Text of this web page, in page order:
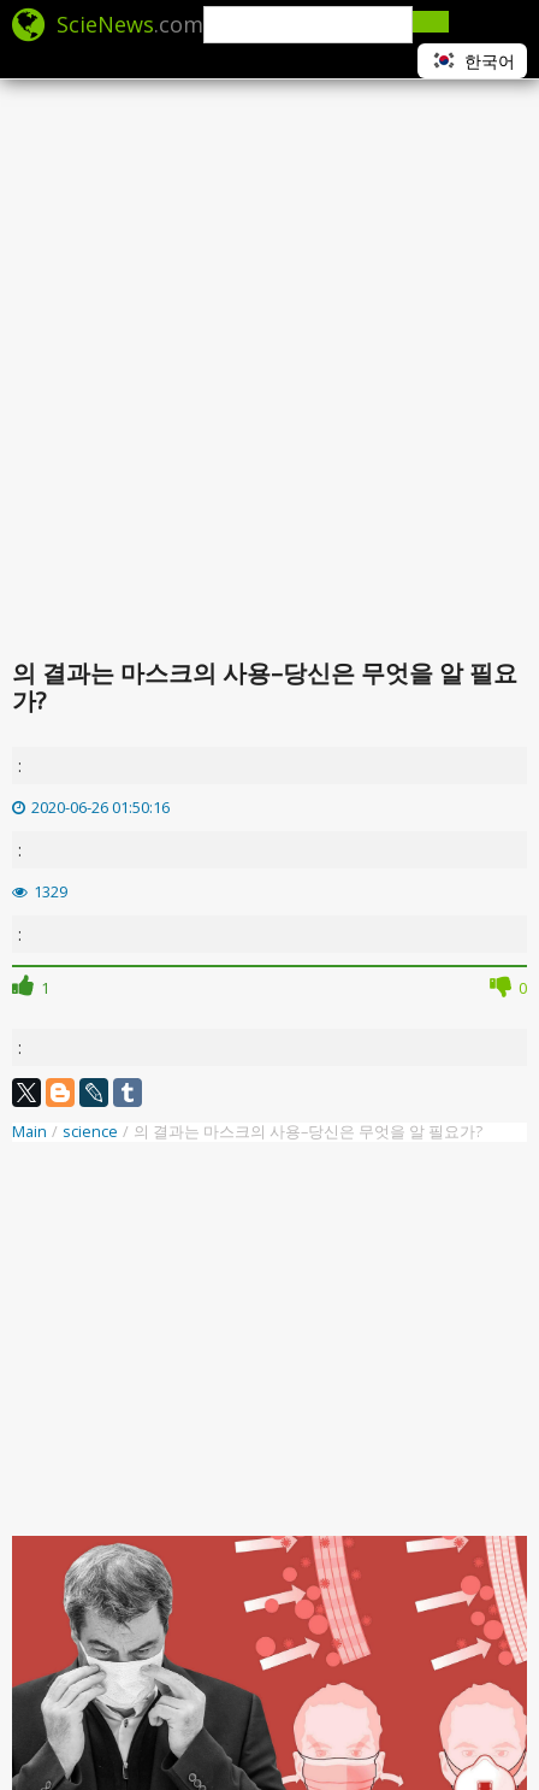
ScieNews.com
한국어
의 결과는 마스크의 사용–당신은 무엇을 알 필요
가?
:
2020-06-26 01:50:16
:
1329
:
1 0
:
Main / science / 의 결과는 마스크의 사용–당신은 무엇을 알 필요가?